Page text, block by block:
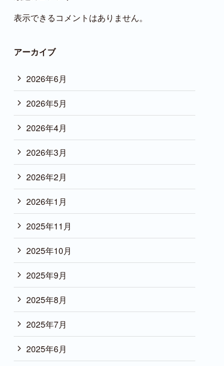
表示できるコメントはありません。
アーカイブ
2026年6月
2026年5月
2026年4月
2026年3月
2026年2月
2026年1月
2025年11月
2025年10月
2025年9月
2025年8月
2025年7月
2025年6月